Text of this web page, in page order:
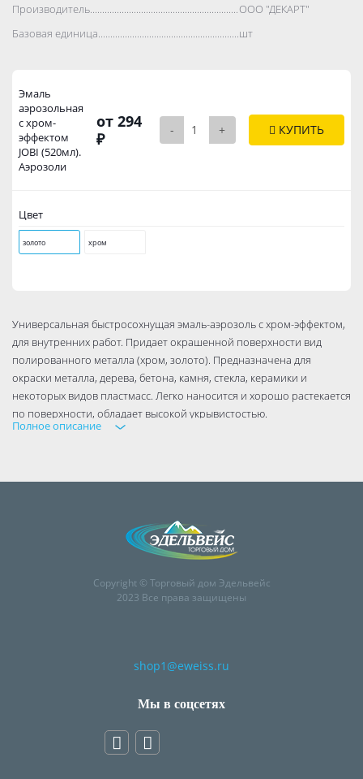
Производитель..................................................................................
ООО "ДЕКАРТ"
Базовая единица..................................................................................
шт
Эмаль
аэрозольная
с хром-
эффектом
JOBI (520мл).
Аэрозоли
от 294
₽
- + КУПИТЬ
Цвет
золото хром
Универсальная быстросохнущая эмаль-аэрозоль с хром-эффектом,
для внутренних работ. Придает окрашенной поверхности вид
полированного металла (хром, золото). Предназначена для
окраски металла, дерева, бетона, камня, стекла, керамики и
некоторых видов пластмасс. Легко наносится и хорошо растекается
по поверхности, обладает высокой укрывистостью.
Полное описание
Copyright © Торговый дом Эдельвейс
2023 Все права защищены
shop1@eweiss.ru
Мы в соцсетях